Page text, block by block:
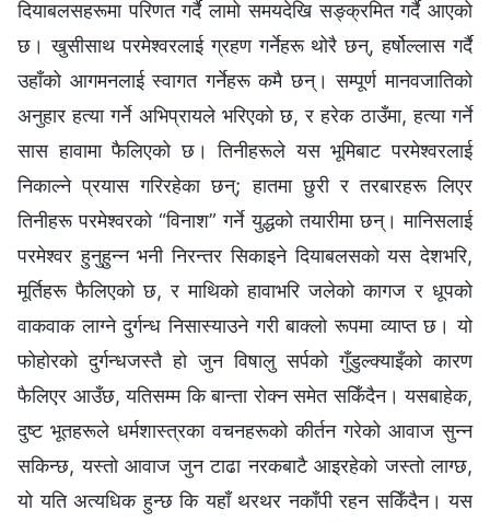
दियाबलसहरूमा परिणत गर्दै लामो समयदेखि सङ्क्रमित गर्दै आएको
छ। खुसीसाथ परमेश्‍वरलाई ग्रहण गर्नेहरू थोरै छन्, हर्षोल्लास गर्दै
उहाँको आगमनलाई स्वागत गर्नेहरू कमै छन्। सम्पूर्ण मानवजातिको
अनुहार हत्या गर्ने अभिप्रायले भरिएको छ, र हरेक ठाउँमा, हत्या गर्ने
सास हावामा फैलिएको छ। तिनीहरूले यस भूमिबाट परमेश्‍वरलाई
निकाल्ने प्रयास गरिरहेका छन्; हातमा छुरी र तरबारहरू लिएर
तिनीहरू परमेश्‍वरको “विनाश” गर्ने युद्धको तयारीमा छन्। मानिसलाई
परमेश्‍वर हुनुहुन्‍न भनी निरन्तर सिकाइने दियाबलसको यस देशभरि,
मूर्तिहरू फैलिएको छ, र माथिको हावाभरि जलेको कागज र धूपको
वाकवाक लाग्‍ने दुर्गन्ध निसास्याउने गरी बाक्लो रूपमा व्याप्त छ। यो
फोहोरको दुर्गन्धजस्तै हो जुन विषालु सर्पको गुँडुल्क्याइँको कारण
फैलिएर आउँछ, यतिसम्म कि बान्ता रोक्‍न समेत सकिँदैन। यसबाहेक,
दुष्ट भूतहरूले धर्मशास्‍त्रका वचनहरूको कीर्तन गरेको आवाज सुन्‍न
सकिन्छ, यस्तो आवाज जुन टाढा नरकबाटै आइरहेको जस्तो लाग्छ,
यो यति अत्यधिक हुन्छ कि यहाँ थरथर नकाँपी रहन सकिँदैन। यस